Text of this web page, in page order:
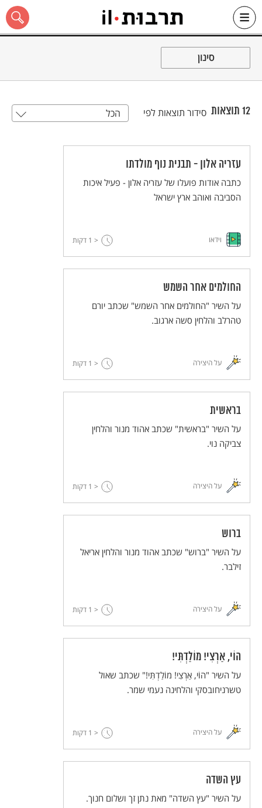
Skip
כל האתר
סינון
12 תוצאות סידור תוצאות לפי הכל
עזריה אלון - תבנית נוף מולדתו
כתבה אודות פועלו של עזריה אלון - פעיל איכות
הסביבה ואוהב ארץ ישראל
וידאו < 1 דקות
החולמים אחר השמש
על השיר "החולמים אחר השמש" שכתב יורם
טהרלב והלחין סשה ארגוב.
על היצירה < 1 דקות
בראשית
על השיר "בראשית" שכתב אהוד מנור והלחין
צביקה נוי.
על היצירה < 1 דקות
ברוש
על השיר "ברוש" שכתב אהוד מנור והלחין אריאל
זילבר.
על היצירה < 1 דקות
הוֹי, אַרְצִי! מוֹלַדְתִּי!
על השיר "הוֹי, אַרְצִי! מוֹלַדְתִּי!" שכתב שאול
טשרניחובסקי והלחינה נעמי שמר.
על היצירה < 1 דקות
עץ השדה
על השיר "עץ השדה" מאת נתן זך ושלום חנוך.